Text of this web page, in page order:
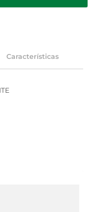
Características